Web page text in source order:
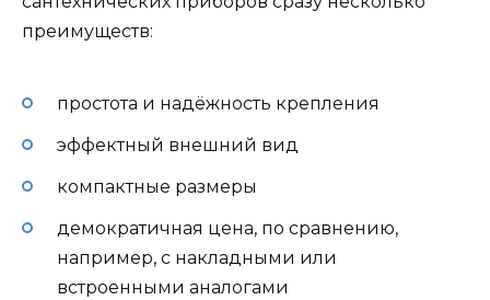
преимуществ:
простота и надёжность крепления
эффектный внешний вид
компактные размеры
демократичная цена, по сравнению,
например, с накладными или
встроенными аналогами